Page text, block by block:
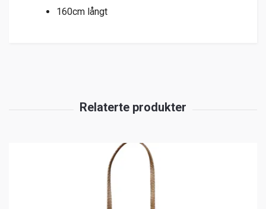
160cm långt